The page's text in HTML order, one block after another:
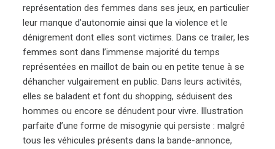
représentation des femmes dans ses jeux, en particulier
leur manque d’autonomie ainsi que la violence et le
dénigrement dont elles sont victimes. Dans ce trailer, les
femmes sont dans l’immense majorité du temps
représentées en maillot de bain ou en petite tenue à se
déhancher vulgairement en public. Dans leurs activités,
elles se baladent et font du shopping, séduisent des
hommes ou encore se dénudent pour vivre. Illustration
parfaite d’une forme de misogynie qui persiste : malgré
tous les véhicules présents dans la bande-annonce,